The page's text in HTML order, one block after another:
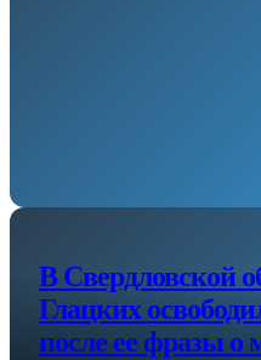
В Свердловской
Глацких
после ее фразы о